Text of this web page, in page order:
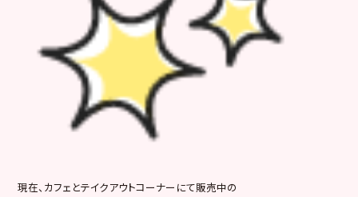
現在、カフェとテイクアウトコーナーにて販売中の